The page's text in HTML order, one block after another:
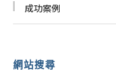
成功案例
網站搜尋